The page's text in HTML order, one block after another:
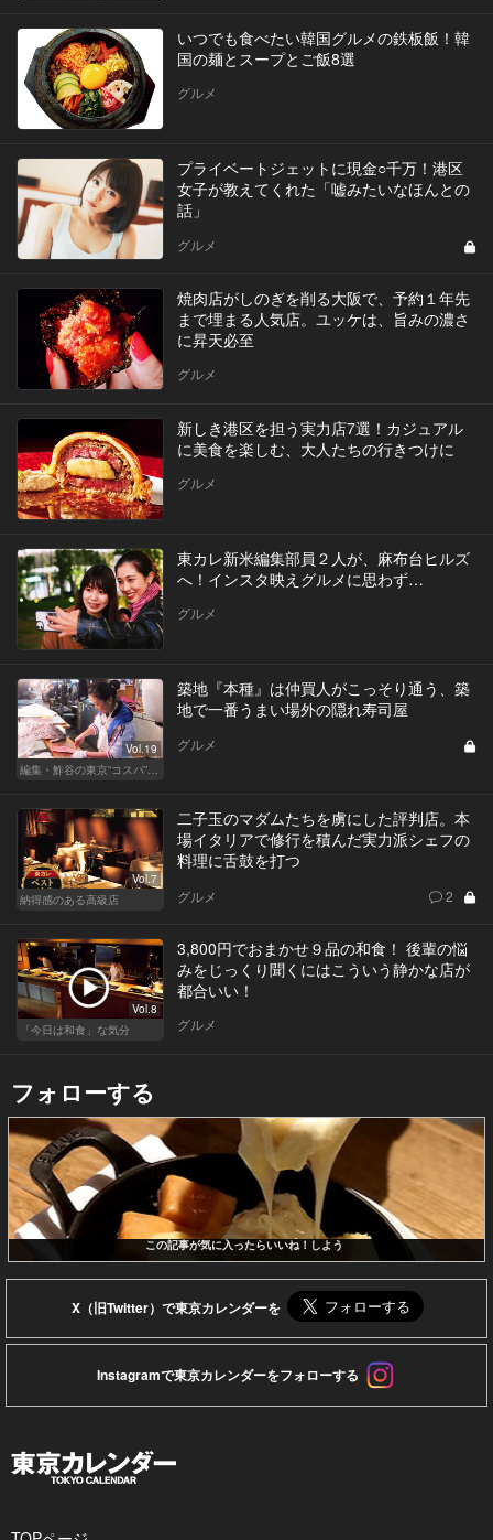
いつでも食べたい韓国グルメの鉄板飯！韓
国の麺とスープとご飯8選
グルメ
プライベートジェットに現金○千万！港区
女子が教えてくれた「嘘みたいなほんとの
話」
グルメ
焼肉店がしのぎを削る大阪で、予約１年先
まで埋まる人気店。ユッケは、旨みの濃さ
に昇天必至
グルメ
新しき港区を担う実力店7選！カジュアル
に美食を楽しむ、大人たちの行きつけに
グルメ
東カレ新米編集部員２人が、麻布台ヒルズ
へ！インスタ映えグルメに思わず…
グルメ
Vol.19
築地『本種』は仲買人がこっそり通う、築
地で一番うまい場外の隠れ寿司屋
グルメ
Vol.7
納得感のある高級店
二子玉のマダムたちを虜にした評判店。本
場イタリアで修行を積んだ実力派シェフの
料理に舌鼓を打つ
グルメ 2
Vol.8
「今日は和食」な気分
3,800円でおまかせ９品の和食！ 後輩の悩
みをじっくり聞くにはこういう静かな店が
都合いい！
グルメ
フォローする
この記事が気に入ったらいいね！しよう
X（旧Twitter）で東京カレンダーを
Instagramで東京カレンダーをフォローする